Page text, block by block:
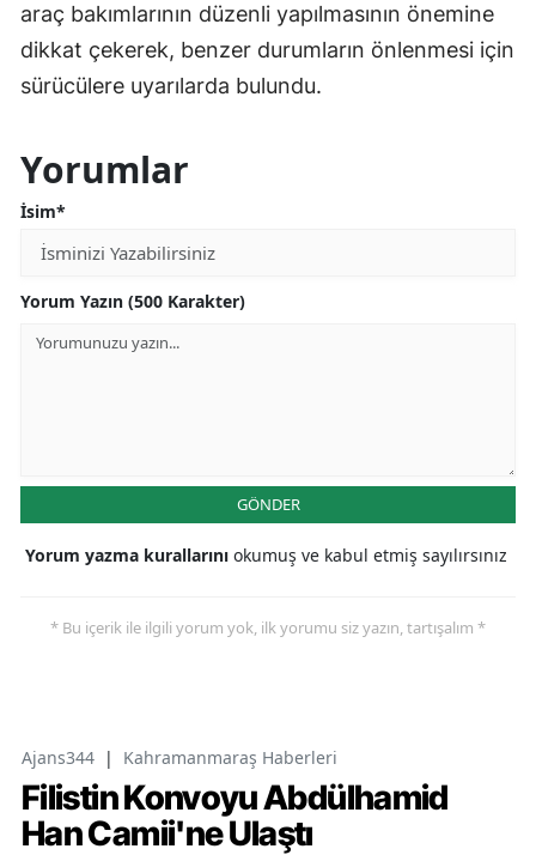
araç bakımlarının düzenli yapılmasının önemine
dikkat çekerek, benzer durumların önlenmesi için
sürücülere uyarılarda bulundu.
Yorumlar
İsim*
Yorum Yazın (500 Karakter)
GÖNDER
Yorum yazma kurallarını okumuş ve kabul etmiş sayılırsınız
* Bu içerik ile ilgili yorum yok, ilk yorumu siz yazın, tartışalım *
Ajans344 | Kahramanmaraş Haberleri
Filistin Konvoyu Abdülhamid
Han Camii'ne Ulaştı